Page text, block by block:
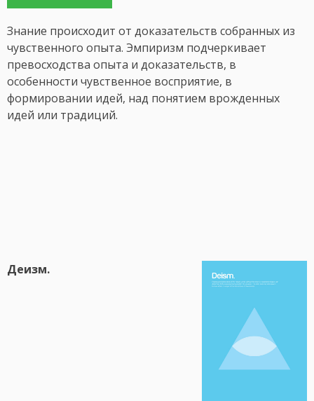
Знание происходит от доказательств собранных из
чувственного опыта. Эмпиризм подчеркивает
превосходства опыта и доказательств, в
особенности чувственное восприятие, в
формировании идей, над понятием врожденных
идей или традиций.
Деизм.